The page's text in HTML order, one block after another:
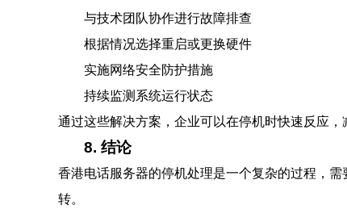
与技术团队协作进行故障排查
根据情况选择重启或更换硬件
实施网络安全防护措施
持续监测系统运行状态
通过这些解决方案，企业可以在停机时快速反应，
8. 结论
香港电话服务器的停机处理是一个复杂的过程，
转。